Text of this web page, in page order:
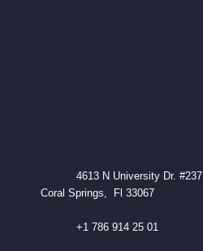
4613 N University Dr. #237
Coral Springs, Fl 33067
+1 786 914 25 01